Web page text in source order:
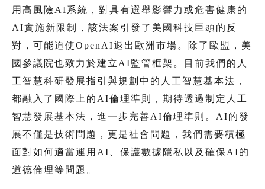
用高風險AI系統，對具有選舉影響力或危害健康的
AI實施新限制，該法案引發了美國科技巨頭的反
對，可能迫使OpenAI退出歐洲市場。除了歐盟，美
國參議院也致力於建立AI監管框架。目前我們的人
工智慧科研發展指引與規劃中的人工智慧基本法，
都融入了國際上的AI倫理準則，期待透過制定人工
智慧發展基本法，進一步完善AI倫理準則。AI的發
展不僅是技術問題，更是社會問題，我們需要積極
面對如何適當運用AI、保護數據隱私以及確保AI的
道德倫理等問題。